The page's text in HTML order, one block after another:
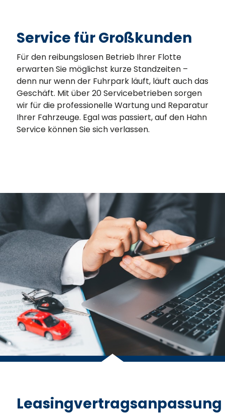
Service für Großkunden
Für den reibungslosen Betrieb Ihrer Flotte
erwarten Sie möglichst kurze Standzeiten –
denn nur wenn der Fuhrpark läuft, läuft auch das
Geschäft. Mit über 20 Servicebetrieben sorgen
wir für die professionelle Wartung und Reparatur
Ihrer Fahrzeuge. Egal was passiert, auf den Hahn
Service können Sie sich verlassen.
Leasingvertragsanpassung